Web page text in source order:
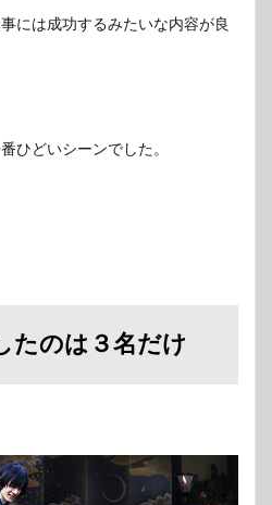
には成功するみたいな内容が良
ひどいシーンでした。
たのは３名だけ